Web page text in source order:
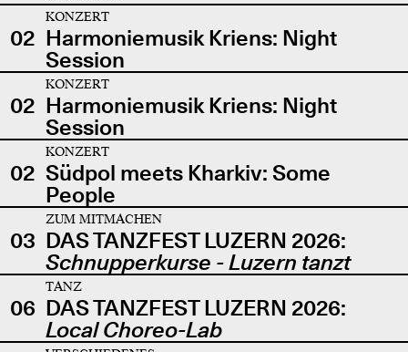
02
KONZERT
Harmoniemusik Kriens: Night
Session
02
KONZERT
Harmoniemusik Kriens: Night
Session
02
KONZERT
Südpol meets Kharkiv: Some
People
03
ZUM MITMACHEN
DAS TANZFEST LUZERN 2026:
Schnupperkurse - Luzern tanzt
06
TANZ
DAS TANZFEST LUZERN 2026:
Local Choreo-Lab